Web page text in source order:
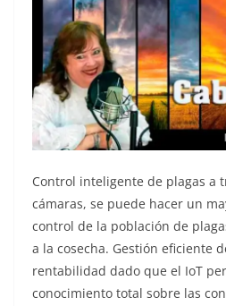
Control inteligente de plagas a
cámaras, se puede hacer un
control de la población de
a la cosecha. Gestión eficiente
rentabilidad dado que el IoT
conocimiento total sobre las